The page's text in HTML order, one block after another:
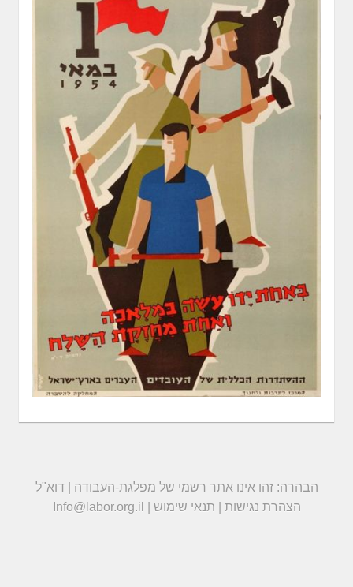
הבהרה: זהו אינו אתר רשמי של מפלגת-העבודה | דוא"ל
Info@labor.org.il
הצהרת נגישות תנאי שימוש